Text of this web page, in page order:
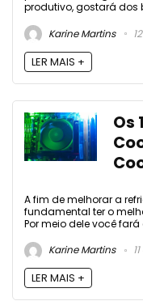
produtivo, gostará dos
Karine Martins
LER MAIS +
Os
A fim de melhorar a
fundamental ter o
Por meio dele você
Karine Martins
LER MAIS +